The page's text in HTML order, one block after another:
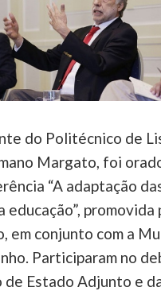
do Politécnico de
Margato, foi
“A adaptação
educação”, promovida
em conjunto com a
Participaram no
Estado Adjunto e